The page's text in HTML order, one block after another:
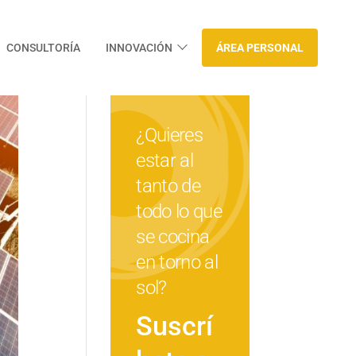
CONSULTORÍA INNOVACIÓN ÁREA PERSONAL
¿Quieres
estar al
tanto de
todo lo que
se cocina
en torno al
sol?
Suscrí